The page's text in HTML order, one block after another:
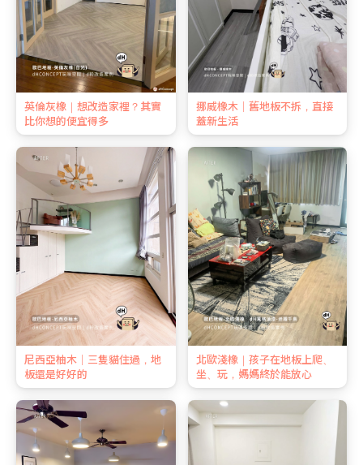
英倫灰橡｜想改造家裡？其實
比你想的便宜得多
挪威橡木｜舊地板不拆，直接
蓋新生活
尼西亞柚木｜三隻貓住過，地
板還是好好的
北歐淺橡｜孩子在地板上爬、
坐、玩，媽媽終於能放心